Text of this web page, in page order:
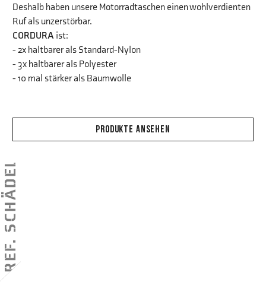
Deshalb haben unsere Motorradtaschen einen wohlverdienten
Ruf als unzerstörbar.
CORDURA ist:
- 2x haltbarer als Standard-Nylon
- 3x haltbarer als Polyester
- 10 mal stärker als Baumwolle
PRODUKTE ANSEHEN
REF. SCHÄDEL